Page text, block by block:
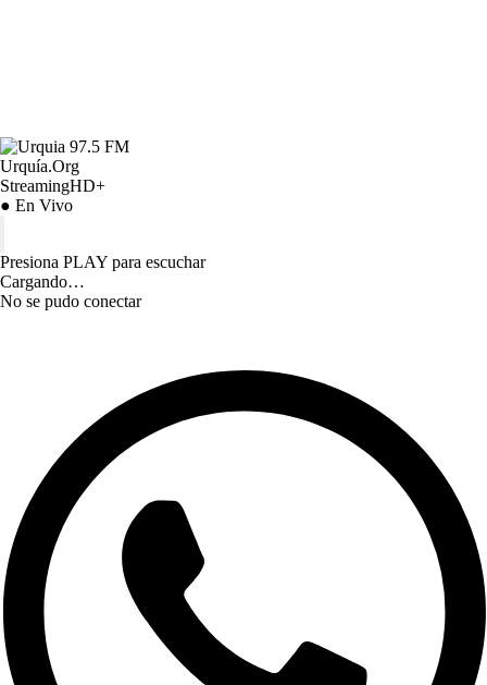
Urquía.Org
StreamingHD+
● En Vivo
Presiona PLAY para escuchar
Cargando…
No se pudo conectar